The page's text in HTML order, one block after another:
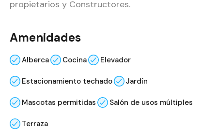
propietarios y Constructores.
Amenidades
Alberca Cocina Elevador
Estacionamiento techado Jardín
Mascotas permitidas Salón de usos múltiples
Terraza